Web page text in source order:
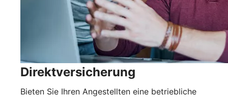
Direktversicherung
Bieten Sie Ihren Angestellten eine betriebliche